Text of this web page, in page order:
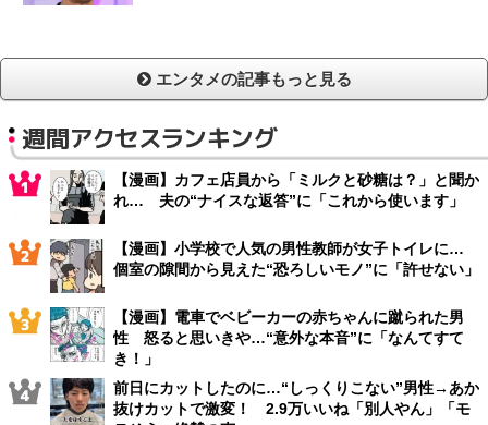
エンタメの記事もっと見る
週間アクセスランキング
【漫画】カフェ店員から「ミルクと砂糖は？」と聞か
れ… 夫の“ナイスな返答”に「これから使います」
【漫画】小学校で人気の男性教師が女子トイレに…
個室の隙間から見えた“恐ろしいモノ”に「許せない」
【漫画】電車でベビーカーの赤ちゃんに蹴られた男
性 怒ると思いきや…“意外な本音”に「なんてすて
き！」
前日にカットしたのに…“しっくりこない”男性→あか
抜けカットで激変！ 2.9万いいね「別人やん」「モ